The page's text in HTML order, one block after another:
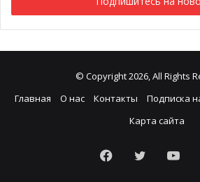
© Copyright 2026, All Rights
Главная
О нас Контакты
Подписка
Карта сайта
Facebook
Twitter